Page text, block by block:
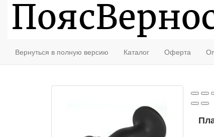
Вернуться в полную версию Каталог Оферта